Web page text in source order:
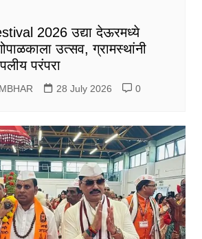
2026 उद्या देऊरमध्ये
उत्सव, ग्रामस्थांनी
परंपरा
28 July 2026 0